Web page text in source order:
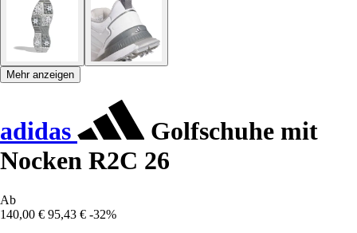
Mehr anzeigen
adidas
Golfschuhe mit
Nocken R2C 26
Ab
140,00 € 95,43 € -32%